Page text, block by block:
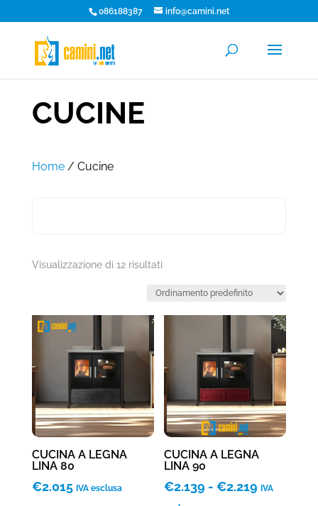
086188387 info@camini.net
CUCINE
Home/ Cucine
Visualizzazione di 12 risultati
CUCINA A LEGNA
LINA 80
€2.015 IVA esclusa
CUCINA A LEGNA
LINA 90
€2.139 - €2.219 Fascia
IVA